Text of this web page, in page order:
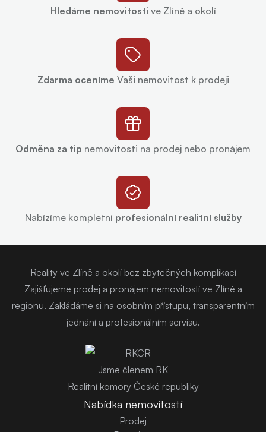
Hledáme nemovitosti ve Zlíně a okolí
Zdarma oceníme Vaši nemovitost k prodeji
Odměna za tip nemovitosti na prodej nebo pronájem
Nabízíme kompletní profesionální realitní služby
Reality ve Zlíně a okolí bez zbytečných komplikací
Zajišťujeme prodej a pronájem nemovitostí ve Zlíně a
regionu. Zakládáme si na osobním přístupu, transparentním
jednání a profesionálním servisu.
Jsme členem RK
Realitní komory České republiky
Nabídka nemovitostí
Prodej